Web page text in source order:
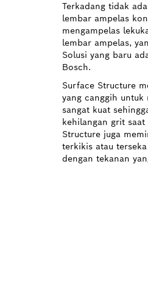
Terkadang tidak
lembar ampelas
mengampelas
lembar ampelas,
Solusi yang baru
Bosch.
Surface Structure
yang canggih
sangat kuat
kehilangan grit
Structure juga
terkikis atau
dengan tekanan